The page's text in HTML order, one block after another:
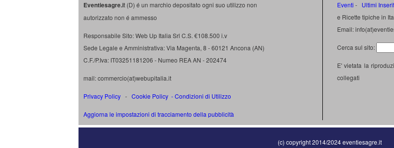
Eventiesagre.it (D) é un marchio depositato ogni suo utilizzo non
autorizzato non é ammesso
Responsabile Sito: Web Up Italia Srl C.S. €108.500 i.v
Sede Legale e Amministrativa: Via Magenta, 8 - 60121 Ancona (AN)
C.F./P.Iva: IT03251181206 - Numeo REA AN - 202474
mail: commercio(at)webupitalia.it
Privacy Policy - Cookie Policy -Condizioni di Utilizzo
Aggiorna le impostazioni di tracciamento della pubblicità
Eventi - Ultimi
e Ricette tipiche in
Email:
Cerca sul sito:
E' vietata la
collegati
(c) copyright 2014/2024 eventiesagre.it